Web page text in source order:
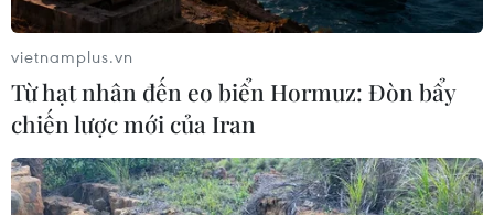
7 tỉnh phía Bắc
Trung tâm Dự báo Khí tượng Thủy văn Quốc gia
nhận định từ khoảng 5 giờ 30 phút đến 10 giờ
30 phút, khu vực các tỉnh Tuyên Quang, Thái
Nguyên và Quảng Ninh tiếp tục có mưa với
lượng mưa tích lũy phổ biến như sau: Tuyên
vietnamplus.vn
Từ hạt nhân đến eo biển Hormuz: Đòn bẩy
chiến lược mới của Iran